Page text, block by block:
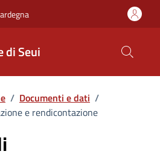
di Seui
/ Documenti e dati /
e rendicontazione